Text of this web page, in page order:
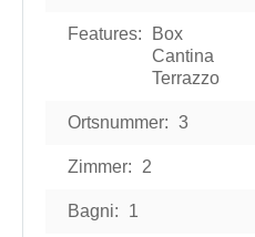
Features:
Box
Cantina
Terrazzo
Ortsnummer: 3
Zimmer: 2
Bagni: 1